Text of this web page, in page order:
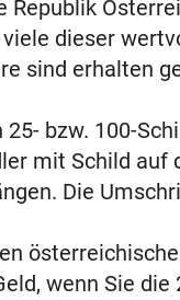
Republik
dieser
sind erhalten
bzw. 100-
mit Schild auf
Die
wenn Sie die